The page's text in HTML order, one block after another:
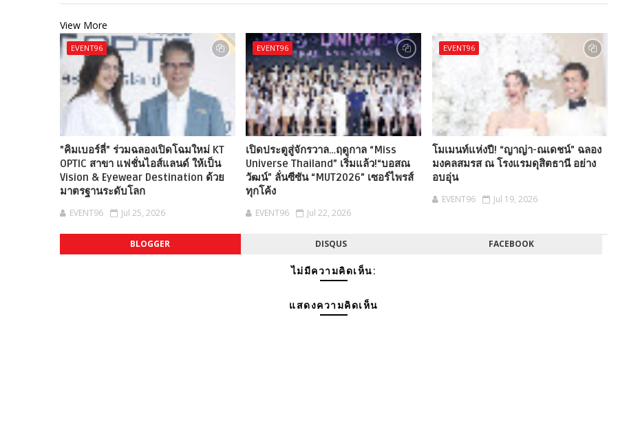
View More
EVENT96
"คิมเบอร์ลี่" ร่วมฉลองเปิดโฉมใหม่ KT
OPTIC สาขา แฟชั่นไอส์แลนด์ ให้เป็น
Vision & Eyewear Destination ด้วย
มาตรฐานระดับโลก
EVENT96 Jul 25, 2026
EVENT96
เปิดประตูสู่จักรวาล…ฤดูกาล “Miss
Universe Thailand” เริ่มแล้ว!“บอสณ
วัฒน์” ลั่นซีซัน “MUT2026” เซอร์ไพรส์
ทุกโค้ง
EVENT96 Jul 22, 2026
EVENT96
โมเมนท์แห่งปี! “ญาญ่า-ณเดชน์” ฉลอง
มงคลสมรส ณ โรงแรมดุสิตธานี อย่าง
อบอุ่น
EVENT96 Jul 19, 2026
BLOGGER DISQUS FACEBOOK
ไม่มีความคิดเห็น:
แสดงความคิดเห็น